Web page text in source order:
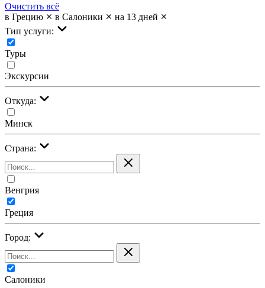
Очистить всё
в Грецию
в Салоники
на 13 дней
Тип услуги:
Туры
Экскурсии
Откуда:
Минск
Страна:
Венгрия
Греция
Город:
Салоники